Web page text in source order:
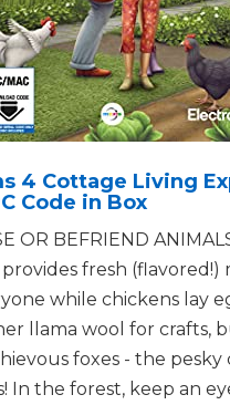
4 Cottage Living
Code in Box
OR BEFRIEND
fresh (flavored!)
while chickens lay
llama wool for crafts,
foxes - the
In the forest, keep an